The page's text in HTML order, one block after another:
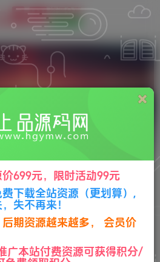
评论
699元，限时活动99元
下载全站资源（更划算）,
失不再来！
期资源越来越多， 会员价
广本站付费资源可获得积分/